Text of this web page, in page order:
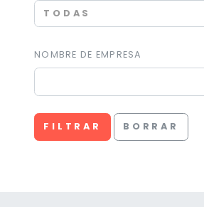
TODAS
NOMBRE DE EMPRESA
FILTRAR BORRAR